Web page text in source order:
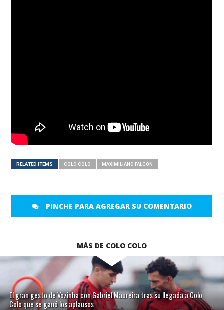
RELATED ITEMS COLO COLO MAXIMILIANO FALCON
PINCHE PARA AGREGAR SU COMENTARIO
MÁS DE COLO COLO
El gran gesto de Vozinha con Gabriel Maureira tras su llegada a Colo
Colo que se ganó los aplausos